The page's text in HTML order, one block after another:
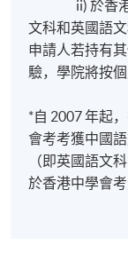
ii) 於香港中
文科和英國語
申請人若持有
驗，學院將按
*自 2007 年起
會考考獲中國
（即英國語文
於香港中學會